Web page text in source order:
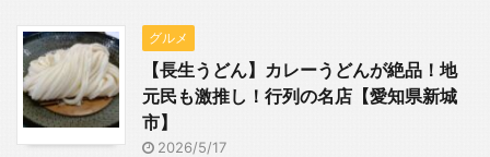
グルメ
【長生うどん】カレーうどんが絶品！地
元民も激推し！行列の名店【愛知県新城
市】
2026/5/17